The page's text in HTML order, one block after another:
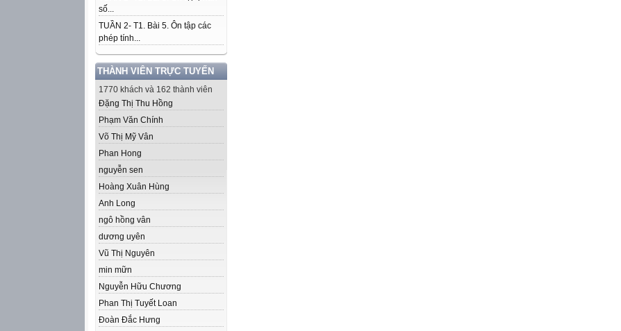
số...
TUẦN 2- T1. Bài 5. Ôn tập các
phép tính...
THÀNH VIÊN TRỰC TUYẾN
1770 khách và 162 thành viên
Đặng Thị Thu Hồng
Phạm Văn Chính
Võ Thị Mỹ Vân
Phan Hong
nguyễn sen
Hoàng Xuân Hùng
Anh Long
ngô hồng vân
dương uyên
Vũ Thị Nguyên
min mữn
Nguyễn Hữu Chương
Phan Thị Tuyết Loan
Đoàn Đắc Hưng